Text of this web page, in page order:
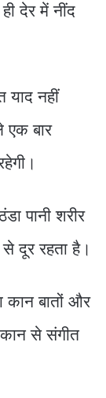
देर में नींद
याद नहीं
एक बार
पानी शरीर
दूर रहता है।
कान बातों और
से संगीत